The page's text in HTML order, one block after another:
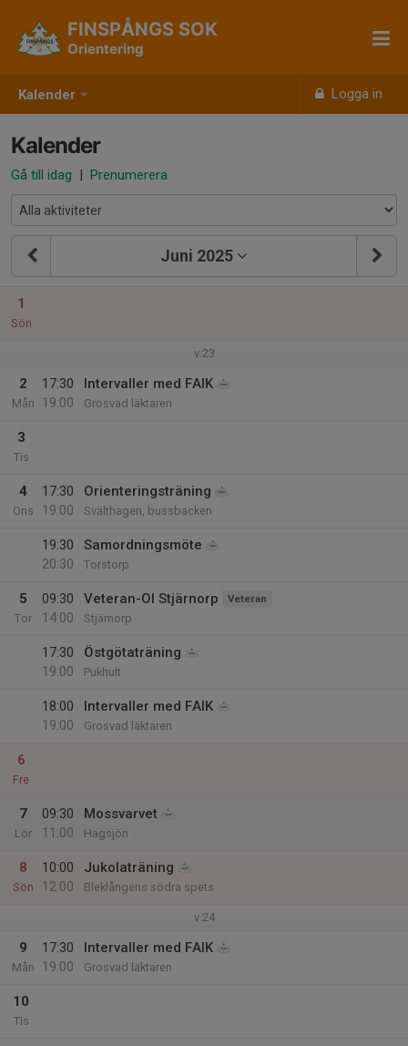
Kalender Logga in
FINSPÅNGS SOK
Orientering
Kalender
Gå till idag | Prenumerera
Juni 2025
1
Sön
v.23
2
Mån
17:30
19:00
Intervaller med FAIK
Grosvad läktaren
3
Tis
4
Ons
17:30
19:00
Orienteringsträning
Svälthagen, bussbacken
19:30
20:30
Samordningsmöte
Torstorp
5
Tor
09:30
14:00
Veteran-Ol Stjärnorp Veteran
Stjärnorp
17:30
19:00
Östgötaträning
Pukhult
18:00
19:00
Intervaller med FAIK
Grosvad läktaren
6
Fre
7
Lör
09:30
11:00
Mossvarvet
Hagsjön
8
Sön
10:00
12:00
Jukolaträning
Bleklångens södra spets
v.24
9
Mån
17:30
19:00
Intervaller med FAIK
Grosvad läktaren
10
Tis